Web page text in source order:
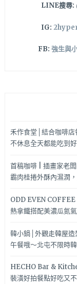
LINE搜尋:
IG:
FB: 強生與
禾作食堂│結合咖啡
不休息全天都能吃到
首稿咖啡 | 插畫家老
霸肉桂捲外酥內濕潤
ODD EVEN
熱拿鐵搭配美濃瓜氮
韓小鍋│外觀走韓屋
午餐哦～北屯不限時
HECHO Bar &
裝潢好拍餐點好吃又